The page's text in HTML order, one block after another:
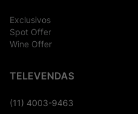
Exclusivos
Spot Offer
Wine Offer
TELEVENDAS
(11) 4003-9463